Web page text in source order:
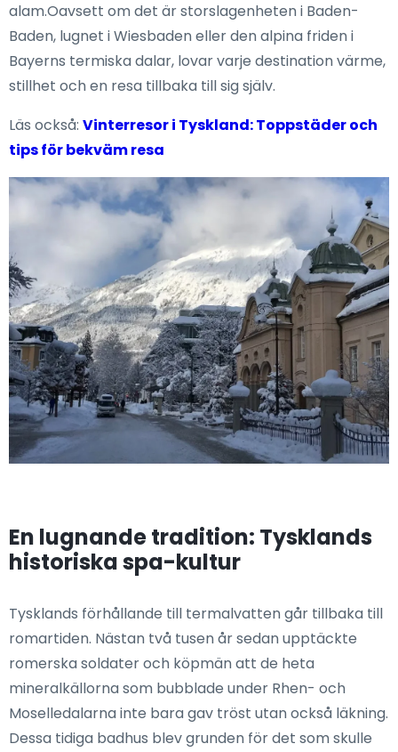
alam.Oavsett om det är storslagenheten i Baden-
Baden, lugnet i Wiesbaden eller den alpina friden i
Bayerns termiska dalar, lovar varje destination värme,
stillhet och en resa tillbaka till sig själv.
Läs också: Vinterresor i Tyskland: Toppstäder och
tips för bekväm resa
En lugnande tradition: Tysklands
historiska spa-kultur
Tysklands förhållande till termalvatten går tillbaka till
romartiden. Nästan två tusen år sedan upptäckte
romerska soldater och köpmän att de heta
mineralkällorna som bubblade under Rhen- och
Moselledalarna inte bara gav tröst utan också läkning.
Dessa tidiga badhus blev grunden för det som skulle